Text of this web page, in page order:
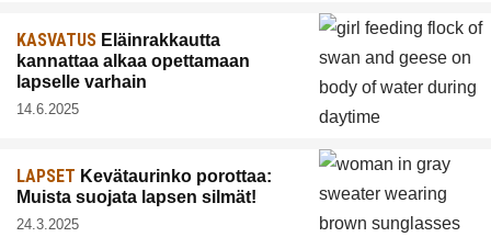
KASVATUS Eläinrakkautta
kannattaa alkaa opettamaan
lapselle varhain
14.6.2025
LAPSET Kevätaurinko porottaa:
Muista suojata lapsen silmät!
24.3.2025